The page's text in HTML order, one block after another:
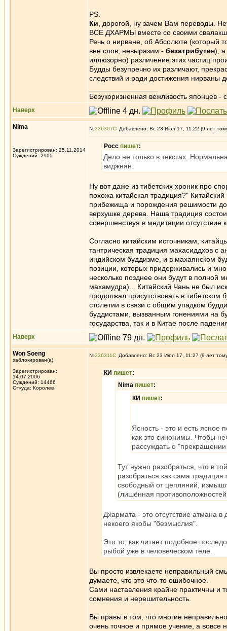
PS.
Ки , дорогой, ну зачем Вам переводы.
ВСЕ ДХАРМЫ вместе со своими
Речь о нирване, об Абсолюте (который
вне слов, невыразим - безатрибутен), а
иллюзорно) различение этих частиц
Будды безупречно их различают,
следствий и ради достижения
Безукоризненная вежливость японцев -
Наверх
Nima
Зарегистрирован: 25.11.2014
Суждений: 2905
№336307 Добавлено: Вс 23 Июл 17, 11:22 (9 лет
Росс пишет:
Дело не только в текстах.
виджнян.
Ну вот даже из тибетских хроник про
похожа китайская традиция?"
прибежища и порождения решимости
верхушке дерева. Наша традиция
совершенствуя в медитации
Согласно китайским источникам,
тантрическая традиция махасиддхов с
индийском буддизме, и в махаянском
позиции, которых придерживались и
несколько позднее они будут в полной
махамудра)... Китайский Чань не был
продолжал присутствовать в
столетии в связи с общим упадком
буддистами, вызванным гонениями на
государства, так и в Китае после
Наверх
Won Soeng
заблокирован(а)
Зарегистрирован:
14.07.2006
Суждений: 14466
Откуда: Королев
№336311 Добавлено: Вс 23 Июл 17, 11:27 (9 лет
КИ пишет:
Nima пишет:
КИ пишет:
Ясность - это и есть ясное
как это синонимы. Чтобы
рассуждать о
Тут нужно разобраться, что в
разобраться как сама
свободный от цепляний,
(лишённая
Дхармата - это отсутствие атмана
некоего якобы "безмыслия".
Это то, как читает подобное
рыбой уже в человеческом теле.
Вы просто извлекаете неправильный
думаете, что это что-то ошибочное.
Сами наставления крайне практичны и
сомнения и нерешительность.
Вы правы в том, что многие
очень точное и прямое учение, а вовсе